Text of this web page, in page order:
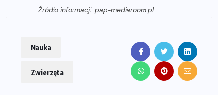
Źródło informacji: pap-mediaroom.pl
Nauka
Zwierzęta